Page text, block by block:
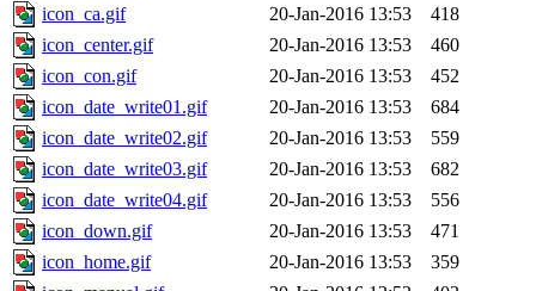
icon_ca.gif
20-Jan-2016 13:53
418
icon_center.gif
20-Jan-2016 13:53
460
icon_con.gif
20-Jan-2016 13:53
452
icon_date_write01.gif
20-Jan-2016 13:53
684
icon_date_write02.gif
20-Jan-2016 13:53
559
icon_date_write03.gif
20-Jan-2016 13:53
682
icon_date_write04.gif
20-Jan-2016 13:53
556
icon_down.gif
20-Jan-2016 13:53
471
icon_home.gif
20-Jan-2016 13:53
359